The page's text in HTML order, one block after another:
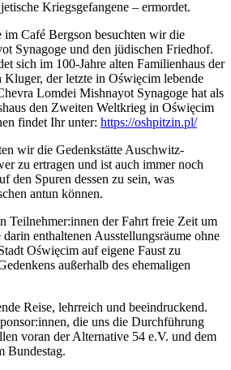
Kriegsgefangene – ermordet.
im Café Bergson besuchten wir die
Synagoge und den jüdischen Friedhof.
sich im 100-Jahre alten Familienhaus der
der letzte in Oświęcim lebende
Lomdei Mishnayot Synagoge hat als
den Zweiten Weltkrieg in Oświęcim
findet Ihr unter: https://oshpitzin.pl/
wir die Gedenkstätte Auschwitz-
zu ertragen und ist auch immer noch
den Spuren dessen zu sein, was
antun können.
Teilnehmer:innen der Fahrt freie Zeit um
enthaltenen Ausstellungsräume ohne
Oświęcim auf eigene Faust zu
außerhalb des ehemaligen
Reise, lehrreich und beeindruckend.
die uns die Durchführung
voran der Alternative 54 e.V. und dem
Bundestag.